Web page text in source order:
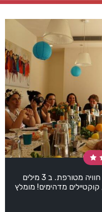
במילה אחת WOW בשתי מילים- חוויה מטורפת. ב 3 מילים
מדהימים! מומלץ